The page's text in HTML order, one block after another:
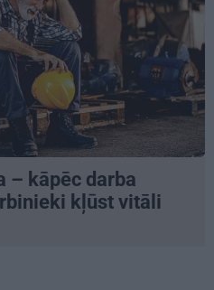
– kāpēc darba
kļūst vitāli